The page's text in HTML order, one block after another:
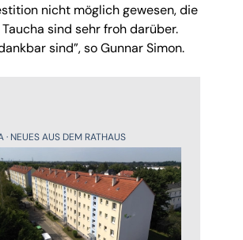
nicht möglich gewesen, die
sind sehr froh darüber.
sind”, so Gunnar Simon.
NEUES AUS DEM RATHAUS